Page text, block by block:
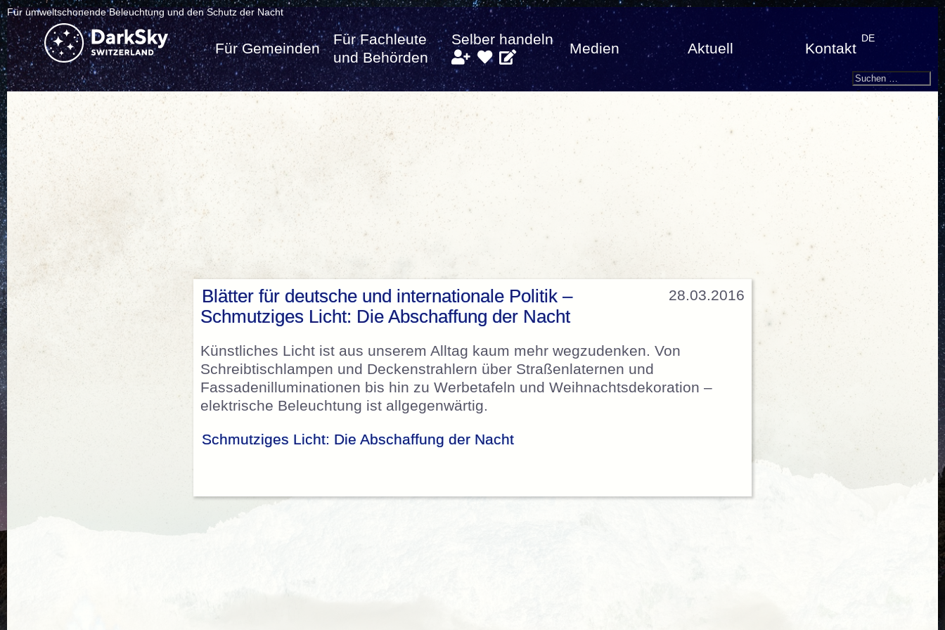
Für umweltschonende Beleuchtung und den Schutz der Nacht
Für Gemeinden
Für Fachleute
und Behörden
Selber handeln
Medien Aktuell Kontakt
DE
Search
Suchen
28.03.2016
Blätter für deutsche und internationale Politik –
Schmutziges Licht: Die Abschaffung der Nacht
Künstliches Licht ist aus unserem Alltag kaum mehr wegzudenken. Von
Schreibtischlampen und Deckenstrahlern über Straßenlaternen und
Fassadenilluminationen bis hin zu Werbetafeln und Weihnachtsdekoration –
elektrische Beleuchtung ist allgegenwärtig.
Schmutziges Licht: Die Abschaffung der Nacht